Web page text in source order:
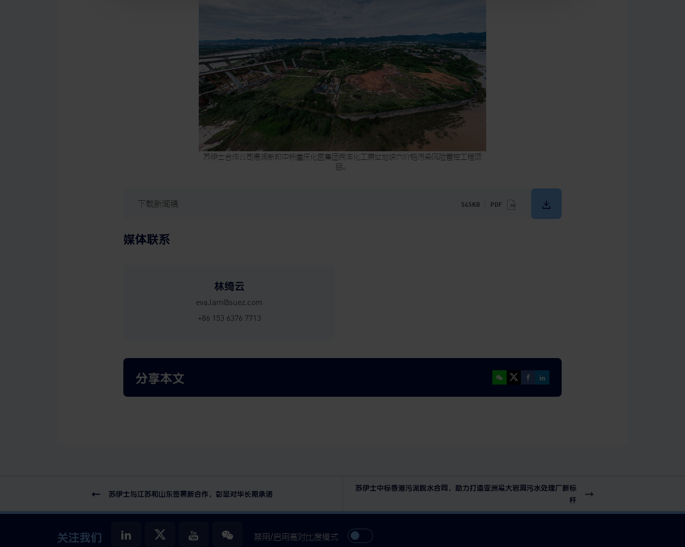
苏伊士合作公司德润新邦中标重庆化医集团民丰化工原址地块六价铬污染风险管控工程项
目。
下载新闻稿 545KB PDF
媒体联系
林绮云
eva.lam@suez.com
+86 153 6376 7713
分享本文
苏伊士与江苏和山东签署新合作，彰显对华长期承诺
苏伊士中标香港污泥脱水合同，助力打造亚洲最大岩洞污水处理厂新标
杆
关注我们 禁用/启用高对比度模式